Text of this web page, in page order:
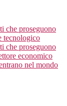
che proseguono
tecnologico
che proseguono
economico
nel mondo